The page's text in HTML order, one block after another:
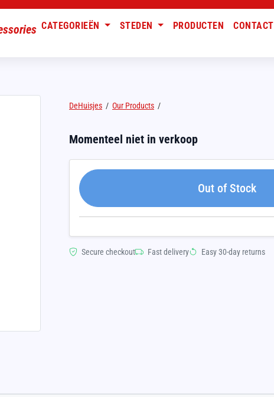
CATEGORIEËN STEDEN PRODUCTEN CONTACT
DeHuisjes / Our Products /
Momenteel niet in verkoop
Out of Stock
Secure checkout Fast delivery Easy 30-day returns